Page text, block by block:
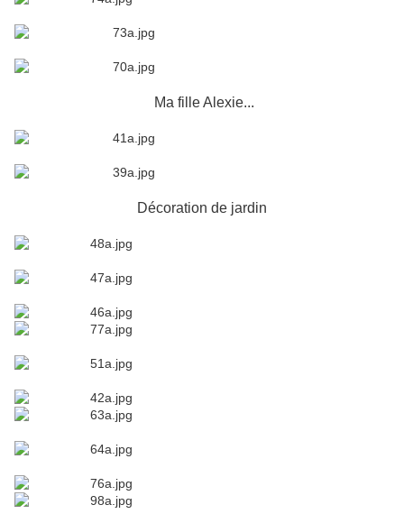
Ma fille Alexie...
Décoration de jardin